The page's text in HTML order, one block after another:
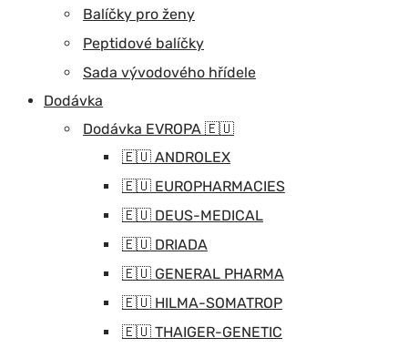
Balíčky pro ženy
Peptidové balíčky
Sada vývodového hřídele
Dodávka
Dodávka EVROPA 🇪🇺
🇪🇺 ANDROLEX
🇪🇺 EUROPHARMACIES
🇪🇺 DEUS-MEDICAL
🇪🇺 DRIADA
🇪🇺 GENERAL PHARMA
🇪🇺 HILMA-SOMATROP
🇪🇺 THAIGER-GENETIC